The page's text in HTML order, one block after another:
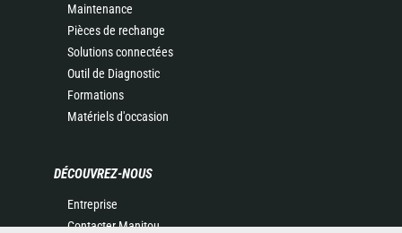
Maintenance
Pièces de rechange
Solutions connectées
Outil de Diagnostic
Formations
Matériels d'occasion
DÉCOUVREZ-NOUS
Entreprise
Contacter Manitou